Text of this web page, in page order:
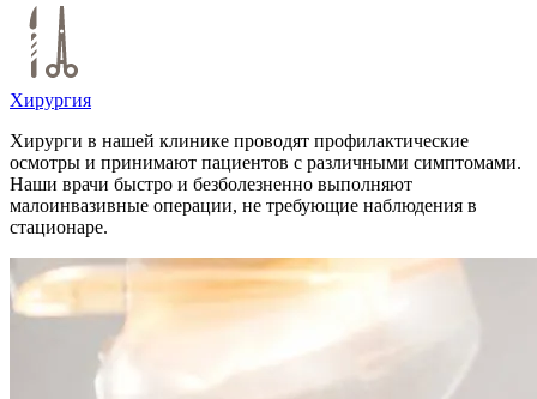
Хирургия
Хирурги в нашей клинике проводят профилактические
осмотры и принимают пациентов с различными симптомами.
Наши врачи быстро и безболезненно выполняют
малоинвазивные операции, не требующие наблюдения в
стационаре.